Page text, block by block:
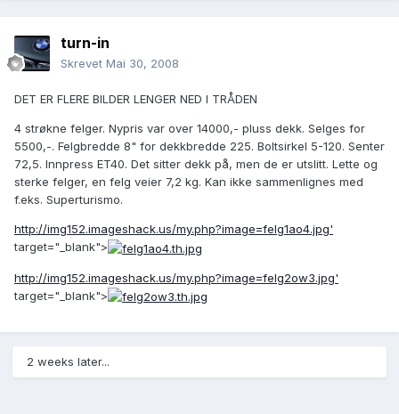
turn-in
Skrevet Mai 30, 2008
DET ER FLERE BILDER LENGER NED I TRÅDEN
4 strøkne felger. Nypris var over 14000,- pluss dekk. Selges for
5500,-. Felgbredde 8" for dekkbredde 225. Boltsirkel 5-120. Senter
72,5. Innpress ET40. Det sitter dekk på, men de er utslitt. Lette og
sterke felger, en felg veier 7,2 kg. Kan ikke sammenlignes med
f.eks. Superturismo.
http://img152.imageshack.us/my.php?image=felg1ao4.jpg'
target="_blank">
http://img152.imageshack.us/my.php?image=felg2ow3.jpg'
target="_blank">
2 weeks later...